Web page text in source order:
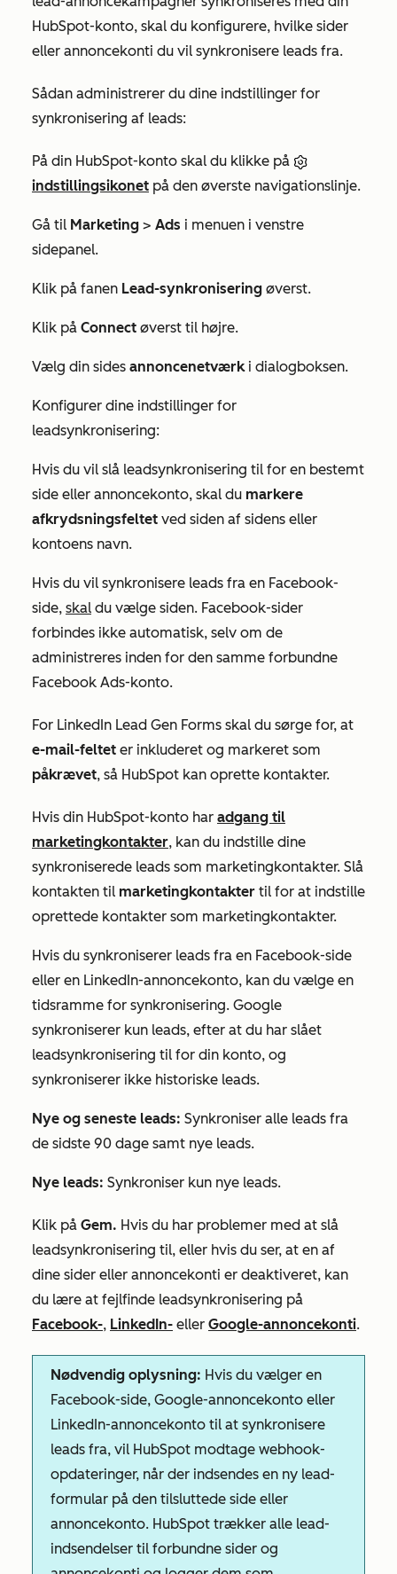
HubSpot-konto, skal du konfigurere, hvilke sider
eller annoncekonti du vil synkronisere leads fra.
Sådan administrerer du dine indstillinger for
synkronisering af leads:
På din HubSpot-konto skal du klikke på
indstillingsikonet på den øverste navigationslinje.
Gå til Marketing > Ads i menuen i venstre
sidepanel.
Klik på fanen Lead-synkronisering øverst.
Klik på Connect øverst til højre.
Vælg din sides annoncenetværki dialogboksen.
Konfigurer dine indstillinger for
leadsynkronisering:
Hvis du vil slå leadsynkronisering til for en bestemt
side eller annoncekonto, skal du markere
afkrydsningsfeltet ved siden af sidens eller
kontoens navn.
Hvis du vil synkronisere leads fra en Facebook-
side, skal du vælge siden. Facebook-sider
forbindes ikke automatisk, selv om de
administreres inden for den samme forbundne
Facebook Ads-konto.
For LinkedIn Lead Gen Forms skal du sørge for, at
e-mail-feltet er inkluderet og markeret som
påkrævet, så HubSpot kan oprette kontakter.
Hvis din HubSpot-konto har adgang til
marketingkontakter, kan du indstille dine
synkroniserede leads som marketingkontakter. Slå
kontakten til marketingkontakter til for at indstille
oprettede kontakter som marketingkontakter.
Hvis du synkroniserer leads fra en Facebook-side
eller en LinkedIn-annoncekonto, kan du vælge en
tidsramme for synkronisering. Google
synkroniserer kun leads, efter at du har slået
leadsynkronisering til for din konto, og
synkroniserer ikke historiske leads.
Nye og seneste leads: Synkroniser alle leads fra
de sidste 90 dage samt nye leads.
Nye leads: Synkroniser kun nye leads.
Klik på Gem. Hvis du har problemer med at slå
leadsynkronisering til, eller hvis du ser, at en af
dine sider eller annoncekonti er deaktiveret, kan
du lære at fejlfinde leadsynkronisering på
Facebook-, LinkedIn- eller Google-annoncekonti.
Nødvendig oplysning: Hvis du vælger en
Facebook-side, Google-annoncekonto eller
LinkedIn-annoncekonto til at synkronisere
leads fra, vil HubSpot modtage webhook-
opdateringer, når der indsendes en ny lead-
formular på den tilsluttede side eller
annoncekonto. HubSpot trækker alle lead-
indsendelser til forbundne sider og